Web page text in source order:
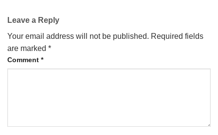
Leave a Reply
Your email address will not be published. Required fields
are marked *
Comment *